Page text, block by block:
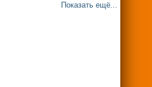
Показать ещё...